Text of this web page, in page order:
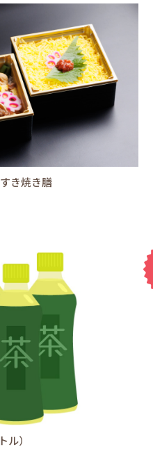
き焼き膳
）